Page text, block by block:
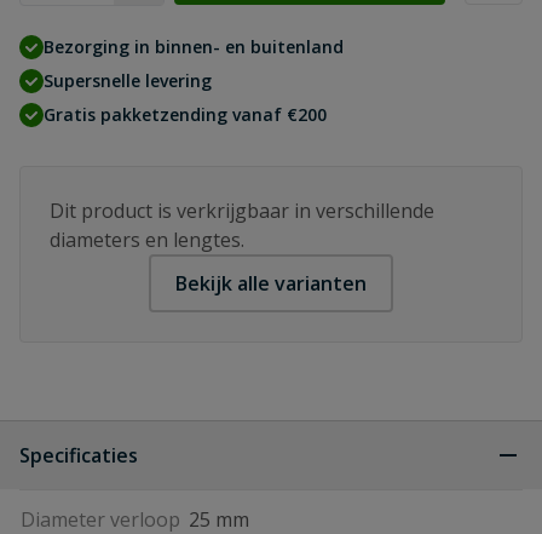
Bezorging in binnen- en buitenland
Supersnelle levering
Gratis pakketzending vanaf €200
Dit product is verkrijgbaar in verschillende
diameters en lengtes.
Bekijk alle varianten
Specificaties
Diameter verloop 25 mm